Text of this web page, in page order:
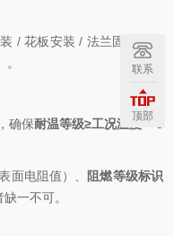
装 / 花板安装 / 法兰固定）、
，确保耐温等级≥工况温度 + 5
表面电阻值）、
阻燃等级标识
缺一不可。
联系
顶部